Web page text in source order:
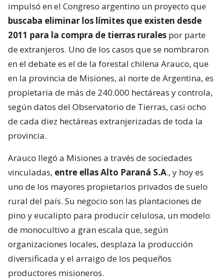
impulsó en el Congreso argentino un proyecto que
buscaba eliminar los límites que existen desde
2011 para la compra de tierras rurales por parte
de extranjeros. Uno de los casos que se nombraron
en el debate es el de la forestal chilena Arauco, que
en la provincia de Misiones, al norte de Argentina, es
propietaria de más de 240.000 hectáreas y controla,
según datos del Observatorio de Tierras, casi ocho
de cada diez hectáreas extranjerizadas de toda la
provincia.
Arauco llegó a Misiones a través de sociedades
vinculadas, entre ellas Alto Paraná S.A., y hoy es
uno de los mayores propietarios privados de suelo
rural del país. Su negocio son las plantaciones de
pino y eucalipto para producir celulosa, un modelo
de monocultivo a gran escala que, según
organizaciones locales, desplaza la producción
diversificada y el arraigo de los pequeños
productores misioneros.